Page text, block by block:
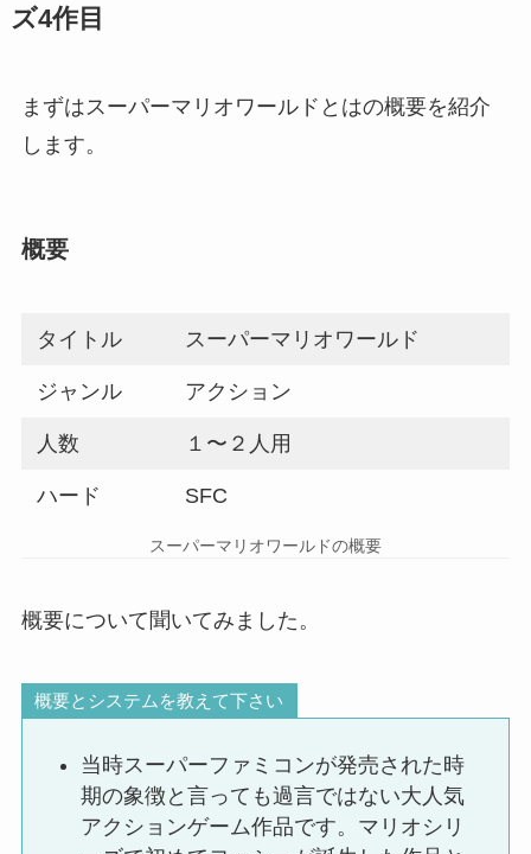
ズ4作目
まずはスーパーマリオワールドとはの概要を紹介
します。
概要
タイトル スーパーマリオワールド
ジャンル アクション
人数 １〜２人用
ハード SFC
スーパーマリオワールドの概要
概要について聞いてみました。
概要とシステムを教えて下さい
当時スーパーファミコンが発売された時
期の象徴と言っても過言ではない大人気
アクションゲーム作品です。マリオシリ